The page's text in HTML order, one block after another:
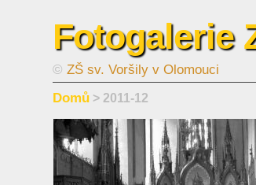
Fotogalerie
©ZŠ sv. Voršily v Olomouci
Domů > 2011-12